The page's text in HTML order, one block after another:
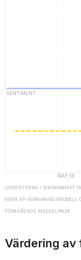
UPPGIFTERNA I DIAGRAMMET
EGEN XP-BERÄKNINGSMODELL
FÖREGÅENDE MEDDELANDE
Värdering av